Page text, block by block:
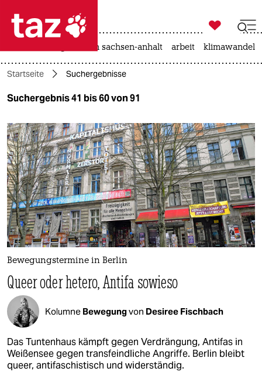
 taz zahl ich
taz zahl ich
themen
politik
öko
gesellschaft
kultur
sport
berlin
nord
wahrheit
verlag
verlag

taz zahl ich
landtagswahl in sachsen-anhalt arbeit klimawandel
Startseite Suchergebnisse
Suchergebnis 41 bis 60 von 91
Bewegungstermine in Berlin
Queer oder hetero, Antifa sowieso
Kolumne Bewegungvon Desiree Fischbach
Das Tuntenhaus kämpft gegen Verdrängung, Antifas in
Weißensee gegen transfeindliche Angriffe. Berlin bleibt
queer, antifaschistisch und widerständig.